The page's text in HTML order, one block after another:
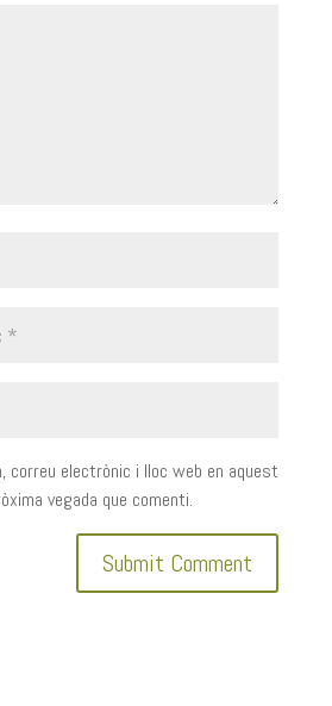
correu electrònic i lloc web en aquest
vegada que comenti.